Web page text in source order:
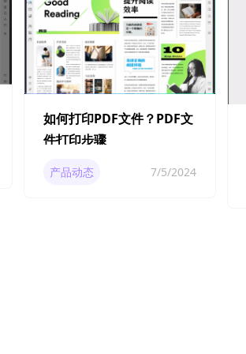
如何打印PDF文件？PDF文
件打印步骤
产品动态 7/5/2024